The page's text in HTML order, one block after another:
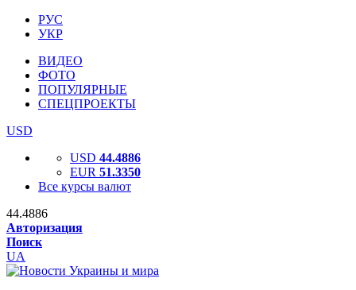
РУС
УКР
ВИДЕО
ФОТО
ПОПУЛЯРНЫЕ
СПЕЦПРОЕКТЫ
USD
USD 44.4886
EUR 51.3350
Все курсы валют
44.4886
Авторизация
Поиск
UA